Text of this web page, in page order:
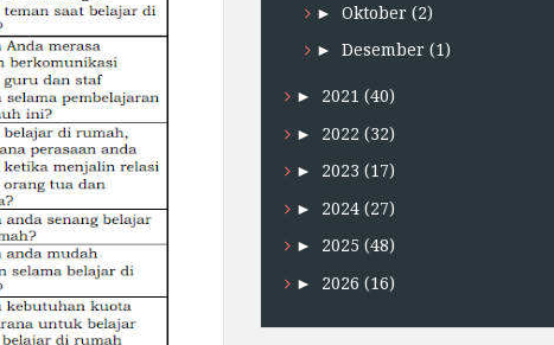
► Oktober (2)
► Desember (1)
► 2021 (40)
► 2022 (32)
► 2023 (17)
► 2024 (27)
► 2025 (48)
► 2026 (16)